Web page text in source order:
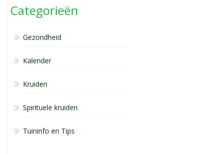
Categorieën
Gezondheid
Kalender
Kruiden
Spirituele kruiden
Tuininfo en Tips